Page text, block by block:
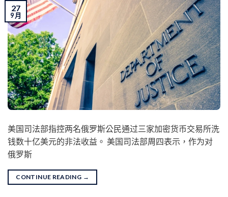
27
9 月
美国司法部指控两名俄罗斯公民通过三家加密货币交易所洗
钱数十亿美元的非法收益。 美国司法部周四表示，作为对
俄罗斯
CONTINUE READING →